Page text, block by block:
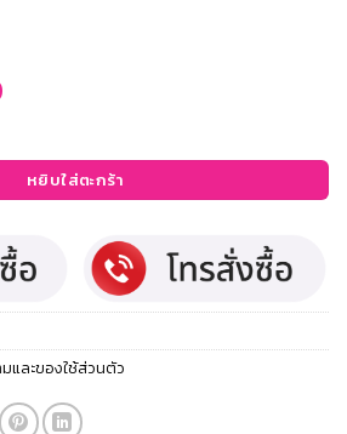
Current
฿172.00.
น เบบี้ บาธ ชิ้น
หยิบใส่ตะกร้า
ละของใช้ส่วนตัว